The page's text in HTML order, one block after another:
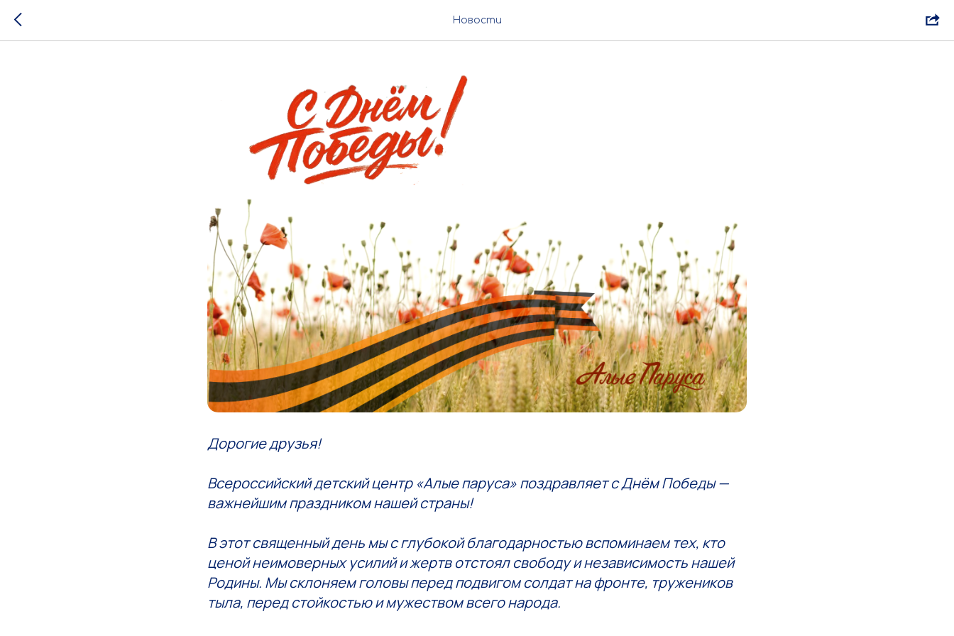
Новости
Дорогие друзья!
Всероссийский детский центр «Алые паруса» поздравляет с Днём Победы —
важнейшим праздником нашей страны!
В этот священный день мы с глубокой благодарностью вспоминаем тех, кто
ценой неимоверных усилий и жертв отстоял свободу и независимость нашей
Родины. Мы склоняем головы перед подвигом солдат на фронте, тружеников
тыла, перед стойкостью и мужеством всего народа.